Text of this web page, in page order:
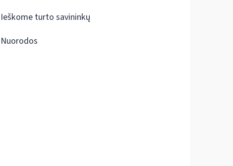
Ieškome turto savininkų
Nuorodos